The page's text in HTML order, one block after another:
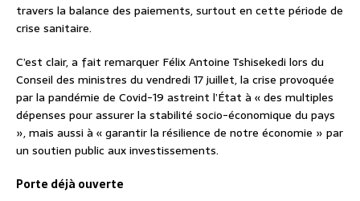
travers la balance des paiements, surtout en cette période de
crise sanitaire.
C’est clair, a fait remarquer Félix Antoine Tshisekedi lors du
Conseil des ministres du vendredi 17 juillet, la crise provoquée
par la pandémie de Covid-19 astreint l’État à « des multiples
dépenses pour assurer la stabilité socio-économique du pays
», mais aussi à « garantir la résilience de notre économie » par
un soutien public aux investissements.
Porte déjà ouverte